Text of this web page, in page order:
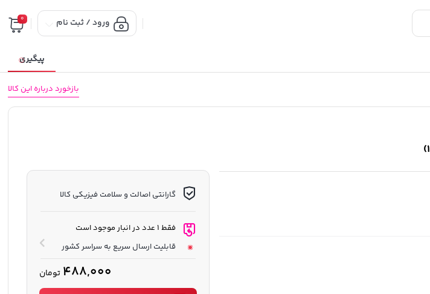
ورود / ثبت نام 0
پیگیری
بازخورد درباره این کالا
گارانتی اصالت و سلامت فیزیکی کالا
فقط 1 عدد در انبار موجود است
قابلیت ارسال سریع به سراسر کشور
488,000 تومان